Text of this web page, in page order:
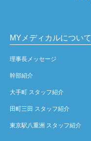
MYメディカルについて
理事長メッセージ
幹部紹介
大手町 スタッフ紹介
田町三田 スタッフ紹介
東京駅八重洲 スタッフ紹介